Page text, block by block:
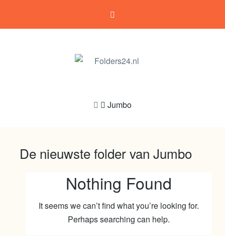
Jumbo
De nieuwste folder van Jumbo
Nothing Found
It seems we can’t find what you’re looking for.
Perhaps searching can help.